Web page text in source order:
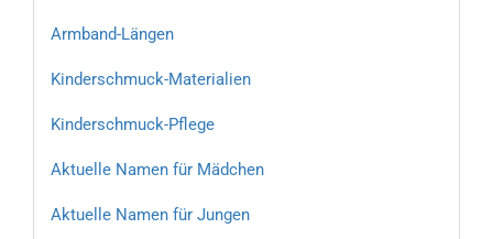
Armband-Längen
Kinderschmuck-Materialien
Kinderschmuck-Pflege
Aktuelle Namen für Mädchen
Aktuelle Namen für Jungen